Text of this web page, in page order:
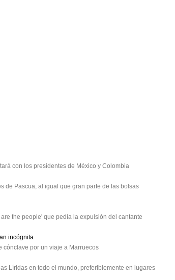
con los presidentes de México y Colombia
de Pascua, al igual que gran parte de las bolsas
the people' que pedía la expulsión del cantante
incógnita
cónclave por un viaje a Marruecos
Líridas en todo el mundo, preferiblemente en lugares